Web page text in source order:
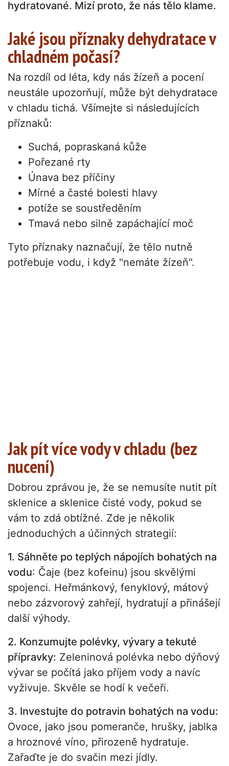
hydratované. Mizí proto, že nás tělo klame.
Jaké jsou příznaky dehydratace v
chladném počasí?
Na rozdíl od léta, kdy nás žízeň a pocení
neustále upozorňují, může být dehydratace
v chladu tichá. Všímejte si následujících
příznaků:
Suchá, popraskaná kůže
Pořezané rty
Únava bez příčiny
Mírné a časté bolesti hlavy
potíže se soustředěním
Tmavá nebo silně zapáchající moč
Tyto příznaky naznačují, že tělo nutně
potřebuje vodu, i když "nemáte žízeň".
Jak pít více vody v chladu (bez
nucení)
Dobrou zprávou je, že se nemusíte nutit pít
sklenice a sklenice čisté vody, pokud se
vám to zdá obtížné. Zde je několik
jednoduchých a účinných strategií:
1. Sáhněte po teplých nápojích bohatých na
vodu: Čaje (bez kofeinu) jsou skvělými
spojenci. Heřmánkový, fenyklový, mátový
nebo zázvorový zahřejí, hydratují a přinášejí
další výhody.
2. Konzumujte polévky, vývary a tekuté
přípravky: Zeleninová polévka nebo dýňový
vývar se počítá jako příjem vody a navíc
vyživuje. Skvěle se hodí k večeři.
3. Investujte do potravin bohatých na vodu:
Ovoce, jako jsou pomeranče, hrušky, jablka
a hroznové víno, přirozeně hydratuje.
Zařaďte je do svačin mezi jídly.